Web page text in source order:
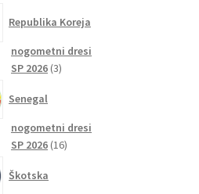
Republika Koreja
nogometni dresi
SP 2026 33
Senegal
nogometni dresi
SP 2026 1616
Škotska